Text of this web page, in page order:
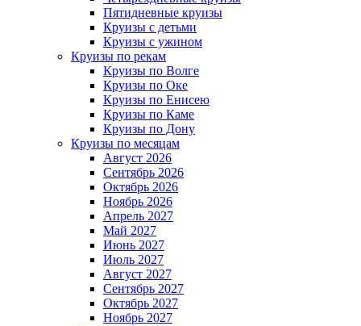
Пятидневные круизы
Круизы с детьми
Круизы с ужином
Круизы по рекам
Круизы по Волге
Круизы по Оке
Круизы по Енисею
Круизы по Каме
Круизы по Дону
Круизы по месяцам
Август 2026
Сентябрь 2026
Октябрь 2026
Ноябрь 2026
Апрель 2027
Май 2027
Июнь 2027
Июль 2027
Август 2027
Сентябрь 2027
Октябрь 2027
Ноябрь 2027